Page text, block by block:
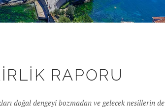
RAPORU
doğal dengeyi bozmadan ve gelecek nesillerin de